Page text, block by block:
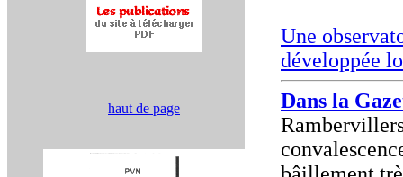
haut de page
Une
développée
Dans la